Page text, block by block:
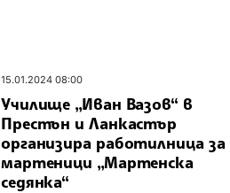
15.01.2024 08:00
Училище „Иван Вазов“ в
Престън и Ланкастър
организира работилница за
мартеници „Мартенска
седянка“